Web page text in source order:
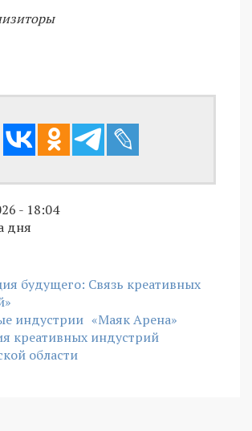
- 18:04
дня
будущего: Связь креативных
индустрии «Маяк Арена»
креативных индустрий
области